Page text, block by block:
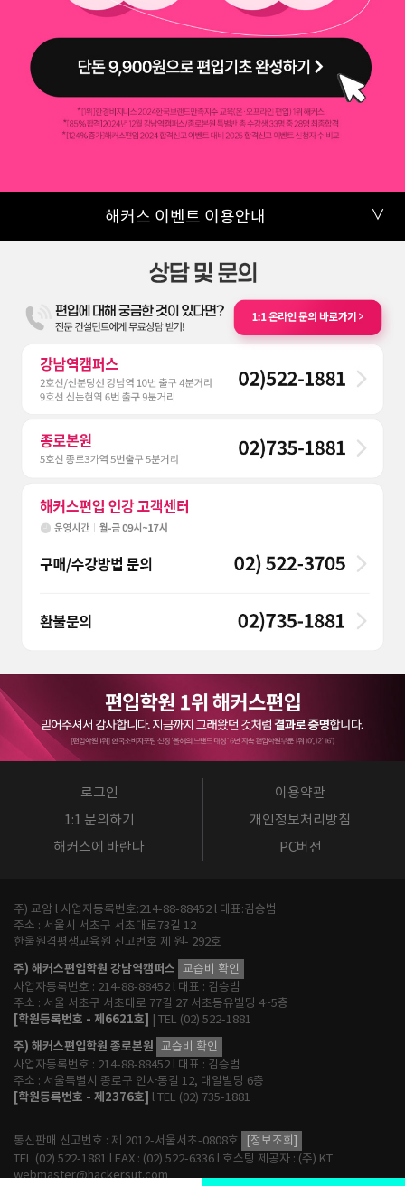
해커스 이벤트 이용안내 ∨
로그인
이용약관
1:1 문의하기
개인정보처리방침
해커스에 바란다
PC버전
주) 교암 l 사업자등록번호:214-88-88452 l 대표:김승범
주소 : 서울시 서초구 서초대로73길 12
한울원격평생교육원 신고번호 제 원- 292호
주) 해커스편입학원 강남역캠퍼스 교습비 확인
사업자등록번호 : 214-88-88452 l 대표 : 김승범
주소 : 서울 서초구 서초대로 77길 27 서초동유빌딩 4~5층
[학원등록번호 - 제6621호] | TEL (02) 522-1881
주) 해커스편입학원 종로본원 교습비 확인
사업자등록번호 : 214-88-88452 l 대표 : 김승범
주소 : 서울특별시 종로구 인사동길 12, 대일빌딩 6층
[학원등록번호 - 제2376호] l TEL (02) 735-1881
통신판매 신고번호 : 제 2012-서울서초-0808호
[정보조회]
TEL (02) 522-1881 l FAX : (02) 522-6336 l 호스팅 제공자 : (주) KT
webmaster@hackersut.com